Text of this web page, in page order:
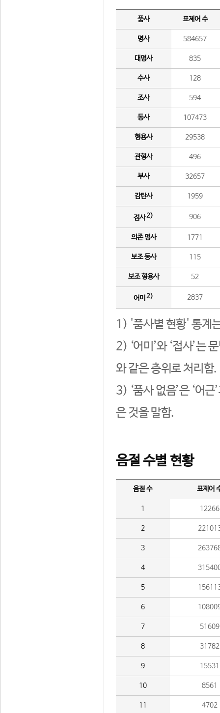
품사 표제어 수
명사 584657
대명사 835
수사 128
조사 594
동사 107473
형용사 29538
관형사 496
부사 32657
감탄사 1959
접사2) 906
의존 명사 1771
보조 동사 115
보조 형용사 52
어미 2) 2837
1) '품사별 현황' 통계
2) ‘어미’와 ‘접사’는
와 같은 층위로 처리함.
3) ‘품사 없음’은 ‘어
은 것을 말함.
음절 수별 현황
음절 수 표제어
1 12266
2
3
4
5
6
7 51609
8 31782
9 15531
10 8561
11 4702